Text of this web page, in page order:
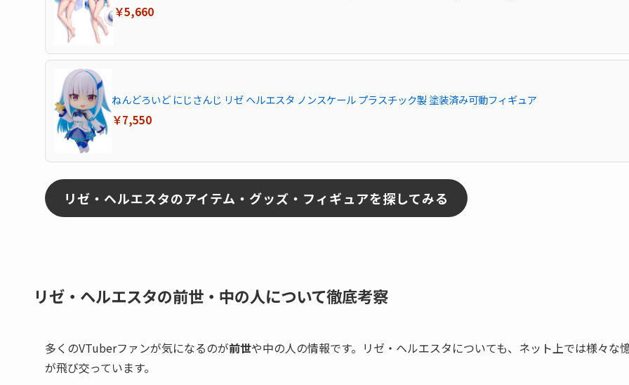
￥5,660
ねんどろいど にじさんじ リゼ ヘルエスタ ノンスケール プラスチック製 塗装済み可動フィギュア
￥7,550
リゼ・ヘルエスタのアイテム・グッズ・フィギュアを探してみる
リゼ・ヘルエスタの前世・中の人について徹底考察
多くのVTuberファンが気になるのが前世や中の人の情報です。リゼ・ヘルエスタについても、ネット上では様々な
が飛び交っています。